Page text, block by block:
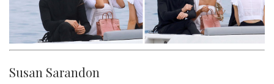
Susan Sarandon